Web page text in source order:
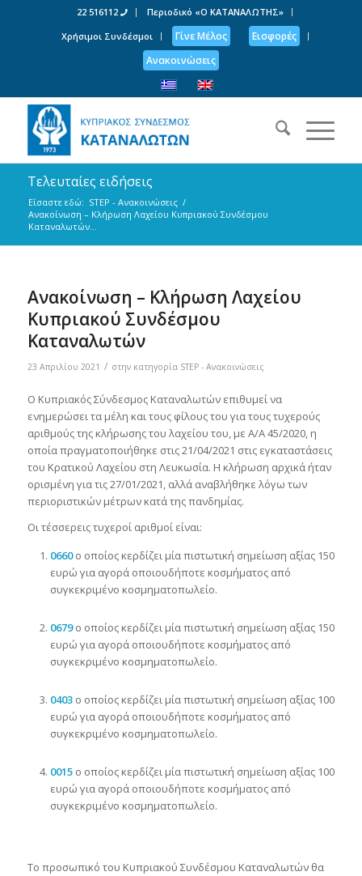
22 516112
Περιοδικό «Ο ΚΑΤΑΝΑΛΩΤΗΣ»
Χρήσιμοι Συνδέσμοι
Γίνε Μέλος
Εισφορές
Ανακοινώσεις
Τελευταίες ειδήσεις
Είσαστε εδώ: STEP - Ανακοινώσεις /
Ανακοίνωση – Κλήρωση Λαχείου Κυπριακού Συνδέσμου
Καταναλωτών...
Ανακοίνωση – Κλήρωση Λαχείου
Κυπριακού Συνδέσμου
Καταναλωτών
23 Απριλίου 2021 / στην κατηγορία STEP - Ανακοινώσεις
Ο Κυπριακός Σύνδεσμος Καταναλωτών επιθυμεί να
ενημερώσει τα μέλη και τους φίλους του για τους τυχερούς
αριθμούς της κλήρωσης του λαχείου του, με Α/Α 45/2020, η
οποία πραγματοποιήθηκε στις 21/04/2021 στις εγκαταστάσεις
του Κρατικού Λαχείου στη Λευκωσία. Η κλήρωση αρχικά ήταν
ορισμένη για τις 27/01/2021, αλλά αναβλήθηκε λόγω των
περιοριστικών μέτρων κατά της πανδημίας.
Οι τέσσερεις τυχεροί αριθμοί είναι:
0660ο οποίος κερδίζει μία πιστωτική σημείωση αξίας 150
ευρώ για αγορά οποιουδήποτε κοσμήματος από
συγκεκριμένο κοσμηματοπωλείο.
0679ο οποίος κερδίζει μία πιστωτική σημείωση αξίας 150
ευρώ για αγορά οποιουδήποτε κοσμήματος από
συγκεκριμένο κοσμηματοπωλείο.
0403ο οποίος κερδίζει μία πιστωτική σημείωση αξίας 100
ευρώ για αγορά οποιουδήποτε κοσμήματος από
συγκεκριμένο κοσμηματοπωλείο.
0015ο οποίος κερδίζει μία πιστωτική σημείωση αξίας 100
ευρώ για αγορά οποιουδήποτε κοσμήματος από
συγκεκριμένο κοσμηματοπωλείο.
Το προσωπικό του Κυπριακού Συνδέσμου Καταναλωτών θα